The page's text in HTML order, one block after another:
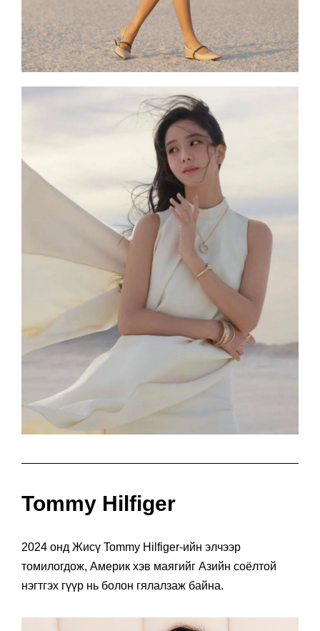
Tommy Hilfiger
2024 онд Жисү Tommy Hilfiger-ийн элчээр
томилогдож, Америк хэв маягийг Азийн соёлтой
нэгтгэх гүүр нь болон гялалзаж байна.